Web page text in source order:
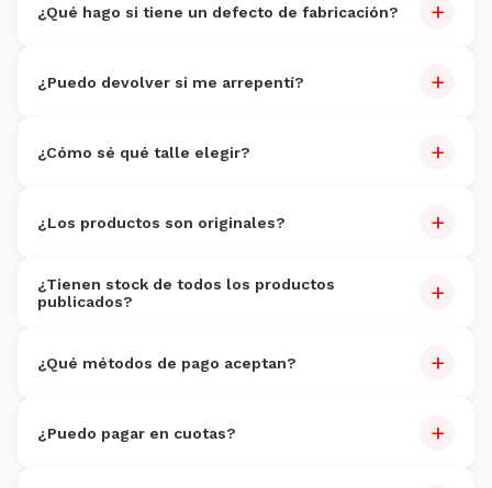
¿Qué hago si tiene un defecto de fabricación? +
dentro de 30 días.
¿Puedo devolver si me arrepentí? +
por cuenta del cliente.
¿Cómo sé qué talle elegir? +
WhatsApp al3816095352.
¿Los productos son originales? +
¿Tienen stock de todos los productos
publicados?
+
¿Qué métodos de pago aceptan? +
Mercado Pago y efectivo en sucursales.
¿Puedo pagar en cuotas? +